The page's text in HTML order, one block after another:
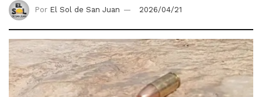
Por El Sol de San Juan 2026/04/21